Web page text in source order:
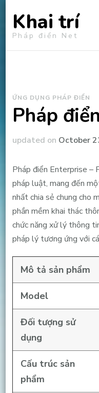
Khai trí
Pháp điển Net
ỨNG DỤNG PHÁP ĐIỂN
Pháp
updated on October
Pháp điển Enterprise –
pháp luật, mang đến
nhất chia sẻ chung cho
phần mềm khai thác
chức năng xử lý thông
pháp lý tương ứng với
Mô tả sản phẩm
Model
Đối tượng sử
dụng
Cấu trúc sản
phẩm